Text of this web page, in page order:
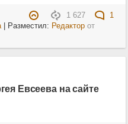
1 627
1
| Разместил: Редакторот
Евсеева на сайте